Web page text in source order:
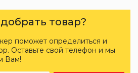
товар?
поможет определиться и
Оставьте свой телефон и мы
Вам!